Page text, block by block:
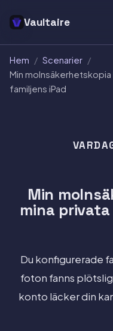
Vaultaire
Hem / Scenarier /
Min
familjens iPad
Min
mina
Du konfigurerade
foton fanns
konto läcker din